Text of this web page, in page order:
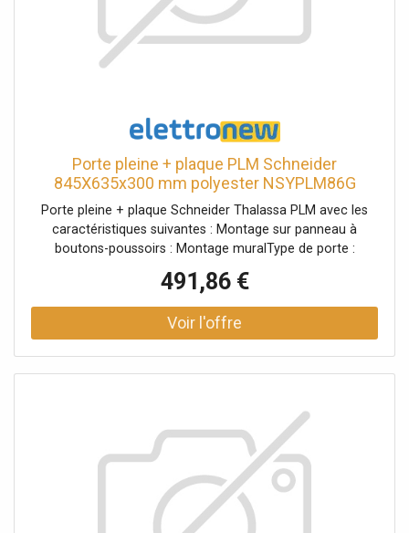
Porte pleine + plaque PLM Schneider
845X635x300 mm polyester NSYPLM86G
Porte pleine + plaque Schneider Thalassa PLM avec les
caractéristiques suivantes : Montage sur panneau à
boutons-poussoirs : Montage muralType de porte :
barre de 3 mmNombre de dispositifs de verrouillage :
2Matériau : Polyester renforcé de fibre de verreCouleur :
Gris
491,86 €